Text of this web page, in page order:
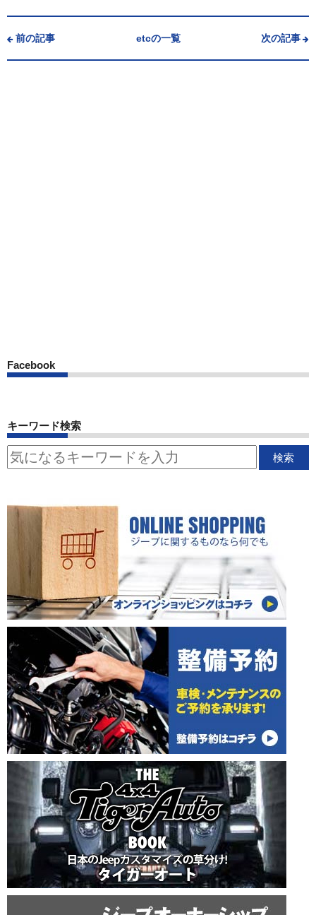
前の記事 etcの一覧 次の記事
Facebook
キーワード検索